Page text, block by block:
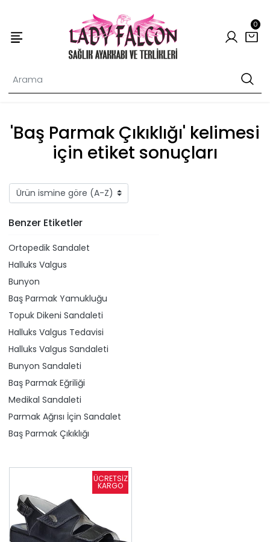
0
'Baş Parmak Çıkıklığı' kelimesi
için etiket sonuçları
Benzer Etiketler
Ortopedik Sandalet
Halluks Valgus
Bunyon
Baş Parmak Yamukluğu
Topuk Dikeni Sandaleti
Halluks Valgus Tedavisi
Halluks Valgus Sandaleti
Bunyon Sandaleti
Baş Parmak Eğriliği
Medikal Sandaleti
Parmak Ağrısı İçin Sandalet
Baş Parmak Çıkıklığı